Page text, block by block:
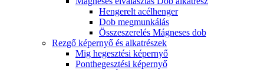
Hengerelt acélhenger
Dob megmunkálás
Összeszerelés Mágneses dob
Rezgő képernyő és alkatrészek
Mig hegesztési képernyő
Ponthegesztési képernyő